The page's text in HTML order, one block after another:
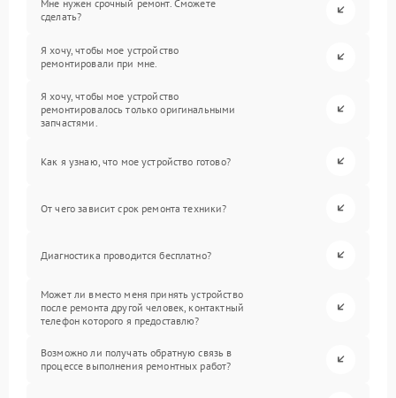
Мне нужен срочный ремонт. Сможете
сделать?
Я хочу, чтобы мое устройство
ремонтировали при мне.
Я хочу, чтобы мое устройство
ремонтировалось только оригинальными
запчастями.
Как я узнаю, что мое устройство готово?
От чего зависит срок ремонта техники?
Диагностика проводится бесплатно?
Может ли вместо меня принять устройство
после ремонта другой человек, контактный
телефон которого я предоставлю?
Возможно ли получать обратную связь в
процессе выполнения ремонтных работ?